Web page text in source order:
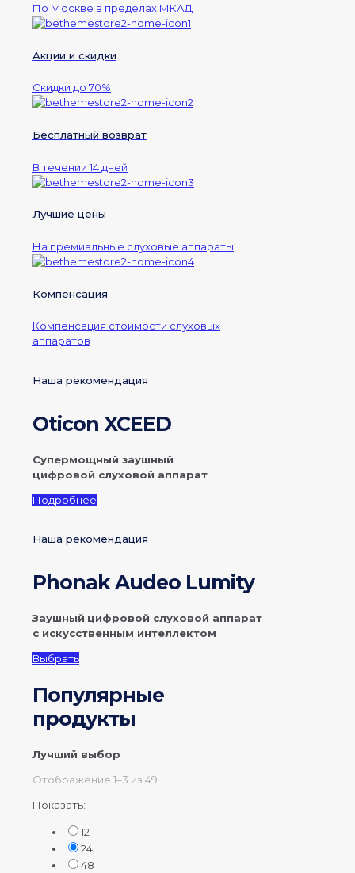
По Москве в пределах МКАД
Акции и скидки
Скидки до 70%
Бесплатный возврат
В течении 14 дней
Лучшие цены
На премиальные слуховые аппараты
Компенсация
Компенсация стоимости слуховых
аппаратов
Наша рекомендация
Oticon XCEED
Супермощный заушный
цифровой слуховой аппарат
Подробнее
Наша рекомендация
Phonak Audeo Lumity
Заушный цифровой слуховой аппарат
с искусственным интеллектом
Выбрать
Популярные
продукты
Лучший выбор
Отображение 1–3 из 49
Показать:
12
24
48